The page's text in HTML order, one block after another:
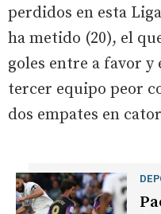
perdidos en esta
ha metido (20), el
goles entre a favor y
tercer equipo peor
dos empates en